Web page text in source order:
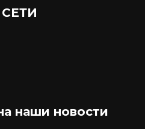
наши новости